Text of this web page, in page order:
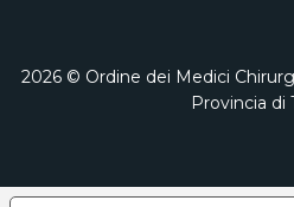
2026© Ordine dei Medici
Provincia di